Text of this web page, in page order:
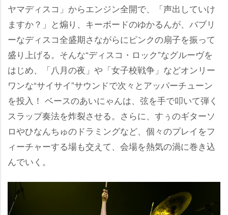
ヤマディスコ」からエンジン全開で、「声出していけ
ますか？」と煽り、キーボードのゆかるんが、バブリ
ーなディスコ全盛期さながらにピンクの扇子を振って
盛り上げる。そんな“ディスコ・ロック”なグルーヴを
はじめ、「八月の夜」や「女子校戦争」などオンリー
ワンな“サイサイ”サウンドで次々とアッパーチューン
を投入！ ベースのあいにゃんは、弦を手で叩いて弾く
スラップ奏法を炸裂させる。さらに、すぅのギターソ
ロやひなんちゅのドラミングなど、個々のプレイをフ
ィーチャーする場も交えて、会場を熱気の渦に巻き込
んでいく。